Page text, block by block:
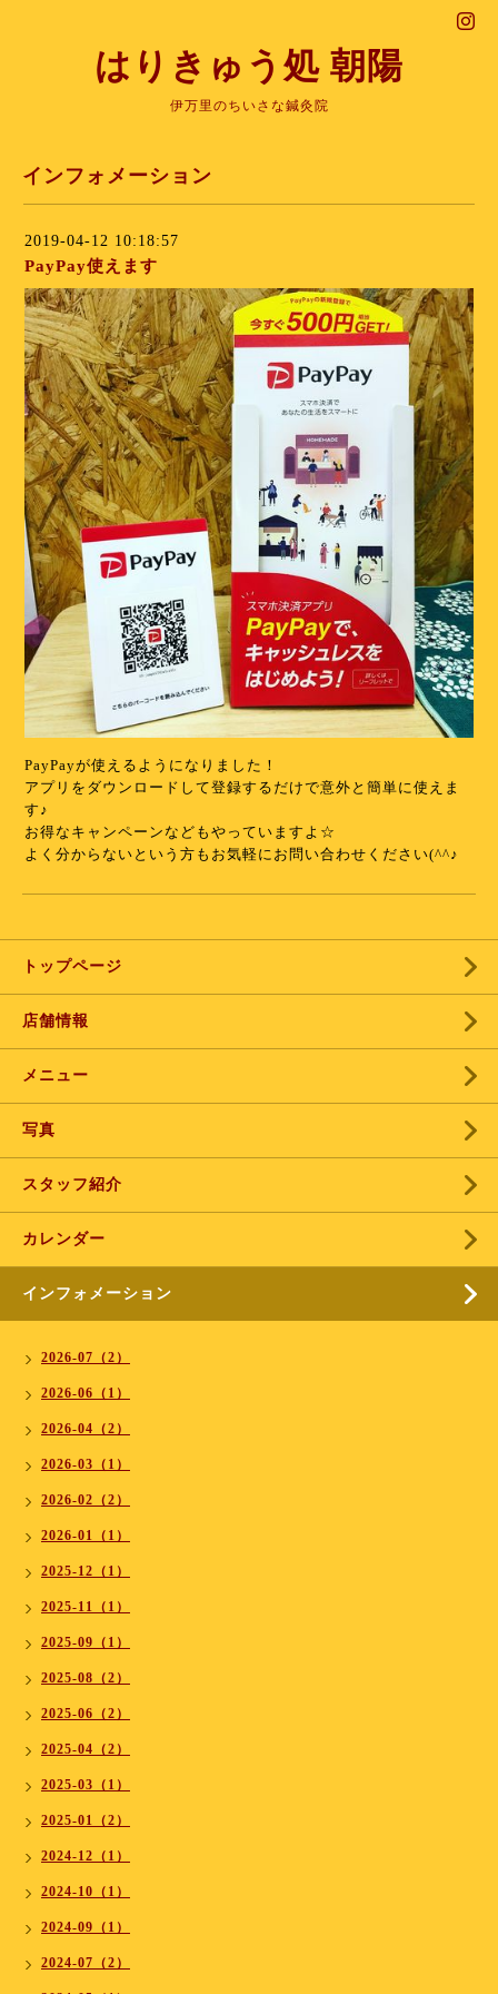
はりきゅう処 朝陽
伊万里のちいさな鍼灸院
インフォメーション
2019-04-12 10:18:57
PayPay使えます
PayPayが使えるようになりました！
アプリをダウンロードして登録するだけで意外と簡単に使えま
す♪
お得なキャンペーンなどもやっていますよ☆
よく分からないという方もお気軽にお問い合わせください(^^♪
トップページ
店舗情報
メニュー
写真
スタッフ紹介
カレンダー
インフォメーション
2026-07（2）
2026-06（1）
2026-04（2）
2026-03（1）
2026-02（2）
2026-01（1）
2025-12（1）
2025-11（1）
2025-09（1）
2025-08（2）
2025-06（2）
2025-04（2）
2025-03（1）
2025-01（2）
2024-12（1）
2024-10（1）
2024-09（1）
2024-07（2）